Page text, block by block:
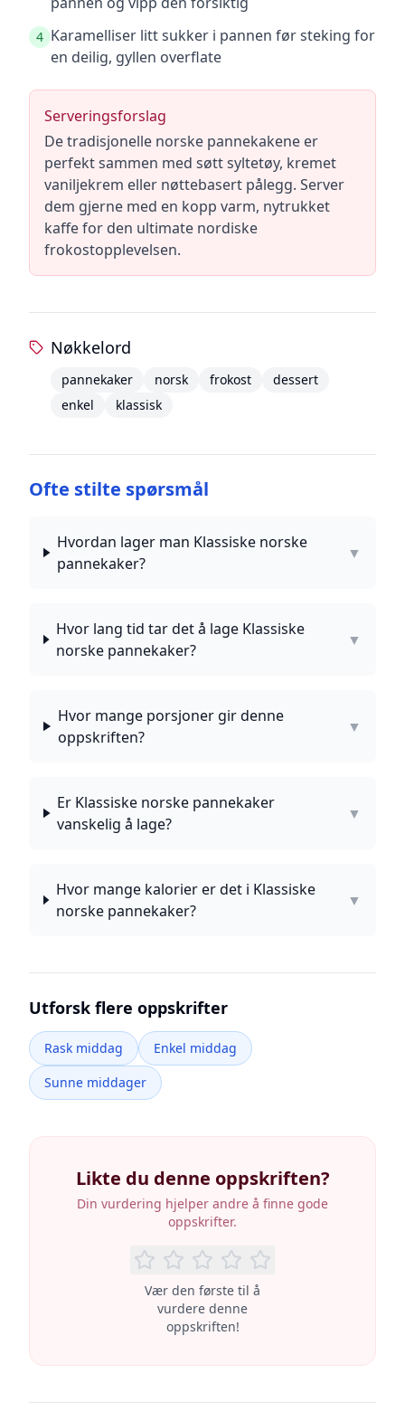
4 Karamelliser litt sukker i pannen før steking for
en deilig, gyllen overflate
Serveringsforslag
De tradisjonelle norske pannekakene er
perfekt sammen med søtt syltetøy, kremet
vaniljekrem eller nøttebasert pålegg. Server
dem gjerne med en kopp varm, nytrukket
kaffe for den ultimate nordiske
frokostopplevelsen.
Nøkkelord
pannekaker norsk frokost
dessert
enkel
klassisk
Ofte stilte spørsmål
Hvordan lager man Klassiske norske
pannekaker?
▼
Hvor lang tid tar det å lage Klassiske
norske pannekaker?
▼
Hvor mange porsjoner gir denne
oppskriften?
▼
Er Klassiske norske pannekaker
vanskelig å lage?
▼
Hvor mange kalorier er det i Klassiske
norske pannekaker?
▼
Utforsk flere oppskrifter
Rask middag
Enkel middag
Sunne middager
Likte du denne oppskriften?
Din vurdering hjelper andre å finne gode
oppskrifter.
Vær den første til å
vurdere denne
oppskriften!